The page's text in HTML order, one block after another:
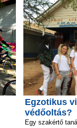
Egzotikus
védőoltás?
Egy szakértő